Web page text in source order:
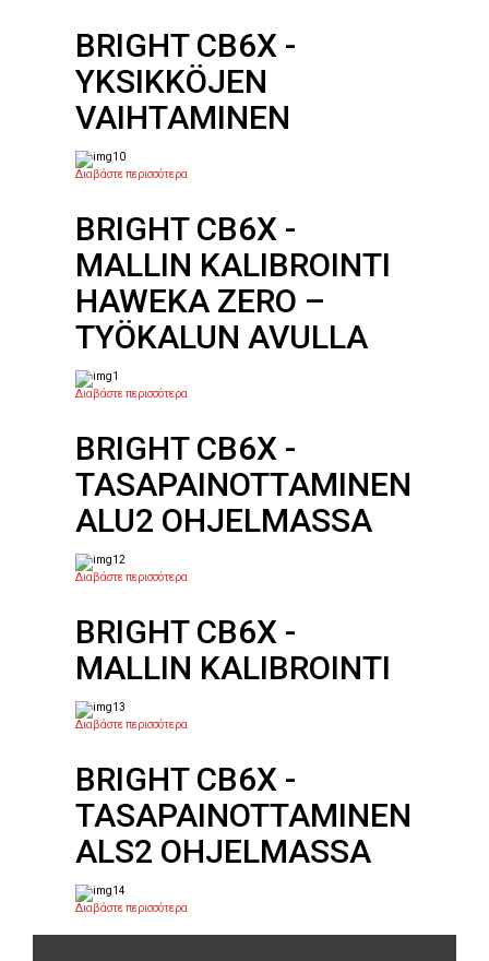
BRIGHT CB6X -
YKSIKKÖJEN
VAIHTAMINEN
Διαβάστε περισσότερα
BRIGHT CB6X -
MALLIN KALIBROINTI
HAWEKA ZERO –
TYÖKALUN AVULLA
Διαβάστε περισσότερα
BRIGHT CB6X -
TASAPAINOTTAMINEN
ALU2 OHJELMASSA
Διαβάστε περισσότερα
BRIGHT CB6X -
MALLIN KALIBROINTI
Διαβάστε περισσότερα
BRIGHT CB6X -
TASAPAINOTTAMINEN
ALS2 OHJELMASSA
Διαβάστε περισσότερα